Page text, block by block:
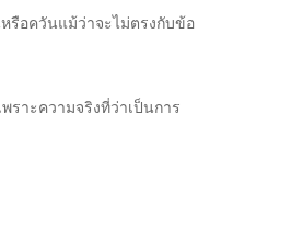
รือควันแม้ว่าจะไม่ตรงกับข้อ
าะความจริงที่ว่าเป็นการ